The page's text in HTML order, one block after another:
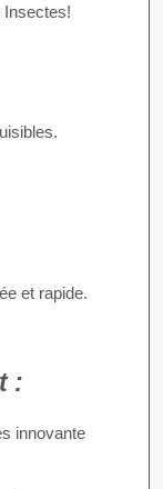
Insectes!
et rapide.
:
innovante